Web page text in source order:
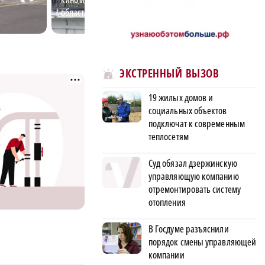
области
ЭКСТРЕННЫЙ ВЫЗОВ
19 жилых домов и
социальных объектов
подключат к современным
теплосетям
Суд обязал дзержинскую
управляющую компанию
отремонтировать систему
отопления
В Госдуме разъяснили
порядок смены управляющей
компании